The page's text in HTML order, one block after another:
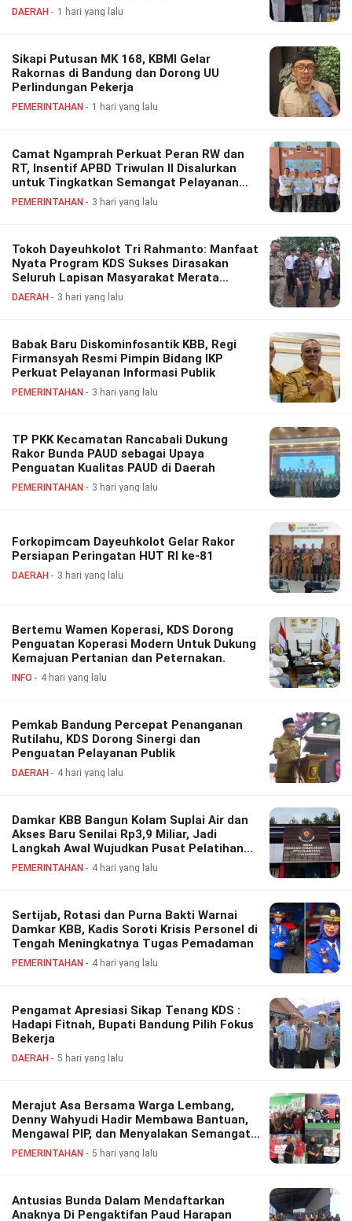
DAERAH 1 hari yang lalu
Sikapi Putusan MK 168, KBMI Gelar
Rakornas di Bandung dan Dorong UU
Perlindungan Pekerja
PEMERINTAHAN 1 hari yang lalu
Camat Ngamprah Perkuat Peran RW dan
RT, Insentif APBD Triwulan II Disalurkan
untuk Tingkatkan Semangat Pelayanan
Masyarakat
PEMERINTAHAN 3 hari yang lalu
Tokoh Dayeuhkolot Tri Rahmanto: Manfaat
Nyata Program KDS Sukses Dirasakan
Seluruh Lapisan Masyarakat Merata
Sampai Pelosok.
DAERAH 3 hari yang lalu
Babak Baru Diskominfosantik KBB, Regi
Firmansyah Resmi Pimpin Bidang IKP
Perkuat Pelayanan Informasi Publik
PEMERINTAHAN 3 hari yang lalu
TP PKK Kecamatan Rancabali Dukung
Rakor Bunda PAUD sebagai Upaya
Penguatan Kualitas PAUD di Daerah
PEMERINTAHAN 3 hari yang lalu
Forkopimcam Dayeuhkolot Gelar Rakor
Persiapan Peringatan HUT RI ke-81
DAERAH 3 hari yang lalu
Bertemu Wamen Koperasi, KDS Dorong
Penguatan Koperasi Modern Untuk Dukung
Kemajuan Pertanian dan Peternakan.
INFO 4 hari yang lalu
Pemkab Bandung Percepat Penanganan
Rutilahu, KDS Dorong Sinergi dan
Penguatan Pelayanan Publik
DAERAH 4 hari yang lalu
Damkar KBB Bangun Kolam Suplai Air dan
Akses Baru Senilai Rp3,9 Miliar, Jadi
Langkah Awal Wujudkan Pusat Pelatihan
Pemadam Modern
PEMERINTAHAN 4 hari yang lalu
Sertijab, Rotasi dan Purna Bakti Warnai
Damkar KBB, Kadis Soroti Krisis Personel di
Tengah Meningkatnya Tugas Pemadaman
PEMERINTAHAN 4 hari yang lalu
Pengamat Apresiasi Sikap Tenang KDS :
Hadapi Fitnah, Bupati Bandung Pilih Fokus
Bekerja
DAERAH 5 hari yang lalu
Merajut Asa Bersama Warga Lembang,
Denny Wahyudi Hadir Membawa Bantuan,
Mengawal PIP, dan Menyalakan Semangat
Generasi Muda
PEMERINTAHAN 5 hari yang lalu
Antusias Bunda Dalam Mendaftarkan
Anaknya Di Pengaktifan Paud Harapan